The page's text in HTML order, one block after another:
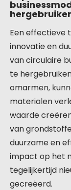
Een effectieve
innovatie en
van circulaire
te
omarmen,
materialen
waarde
van
duurzame en
impact op het
tegelijkertijd
gecreëerd.